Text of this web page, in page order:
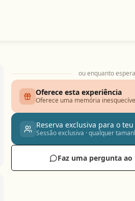
ou enquanto
Oferece esta experiência
Oferece uma memória
Reserva exclusiva para o
Sessão exclusiva · qualquer
Faz uma pergunta